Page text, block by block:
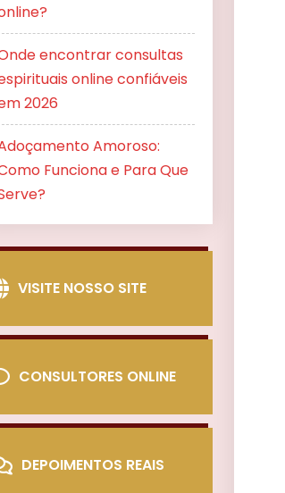
encontrar consultas
online confiáveis
2026
Amoroso:
Funciona e Para Que
VISITE NOSSO SITE
CONSULTORES ONLINE
DEPOIMENTOS REAIS